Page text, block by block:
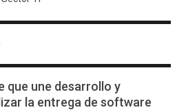
que une desarrollo y
la entrega de software